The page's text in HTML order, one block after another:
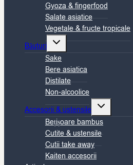
Gyoza & fingerfood
Salate asiatice
Vegetale & fructe tropicale
Băuturi
Toggle
child
menu
Sake
Bere asiatica
Distilate
Non-alcoolice
Accesorii & ustensile
Toggle
child
menu
Bețișoare bambus
Cutite & ustensile
Cutii take away
Kaiten accesorii